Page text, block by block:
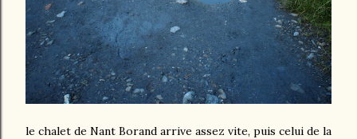
le chalet de Nant Borand arrive assez vite, puis celui de la